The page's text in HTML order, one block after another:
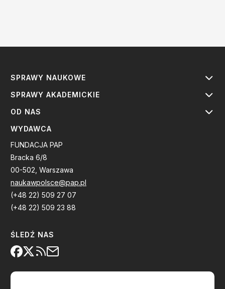
SPRAWY NAUKOWE
SPRAWY AKADEMICKIE
OD NAS
WYDAWCA
FUNDACJA PAP
Bracka 6/8
00-502, Warszawa
naukawpolsce@pap.pl
(+48 22) 509 27 07
(+48 22) 509 23 88
ŚLEDŹ NAS